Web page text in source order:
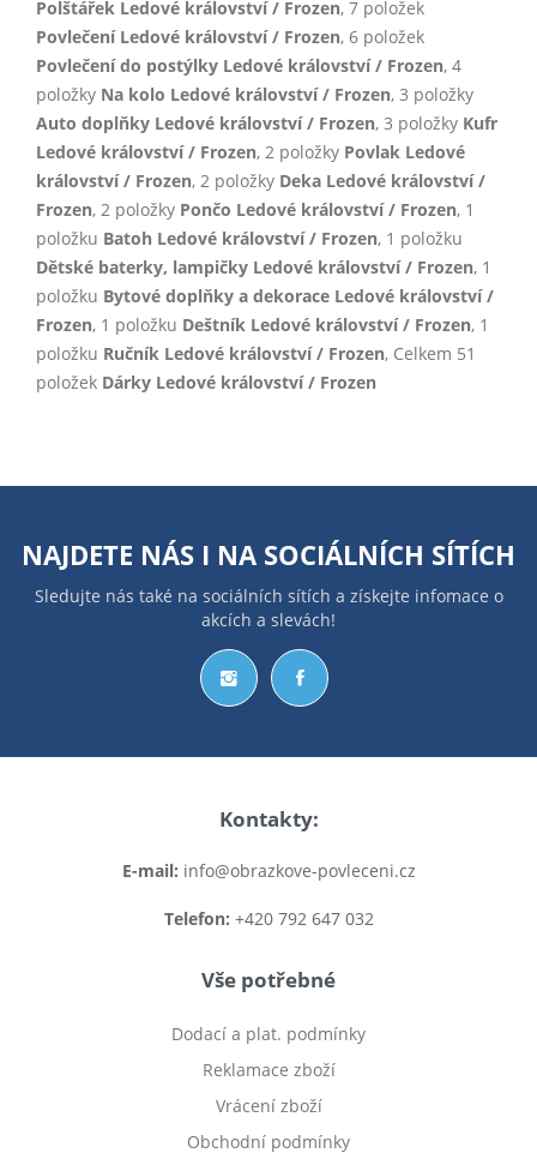
Polštářek Ledové království / Frozen, 7 položek
Povlečení Ledové království / Frozen, 6 položek
Povlečení do postýlky Ledové království / Frozen, 4
položky Na kolo Ledové království / Frozen, 3 položky
Auto doplňky Ledové království / Frozen, 3 položky Kufr
Ledové království / Frozen, 2 položky Povlak Ledové
království / Frozen, 2 položky Deka Ledové království /
Frozen, 2 položky Pončo Ledové království / Frozen, 1
položku Batoh Ledové království / Frozen, 1 položku
Dětské baterky, lampičky Ledové království / Frozen, 1
položku Bytové doplňky a dekorace Ledové království /
Frozen, 1 položku Deštník Ledové království / Frozen, 1
položku Ručník Ledové království / Frozen, Celkem 51
položek Dárky Ledové království / Frozen
NAJDETE NÁS I NA SOCIÁLNÍCH SÍTÍCH
Sledujte nás také na sociálních sítích a získejte infomace o
akcích a slevách!
Kontakty:
E-mail: info@obrazkove-povleceni.cz
Telefon: +420 792 647 032
Vše potřebné
Dodací a plat. podmínky
Reklamace zboží
Vrácení zboží
Obchodní podmínky